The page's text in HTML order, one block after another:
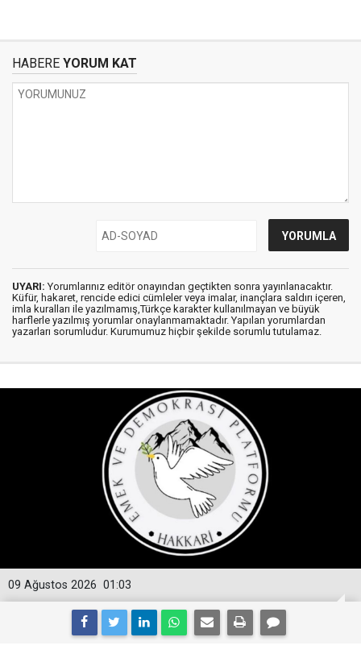
HABERE YORUM KAT
UYARI: Yorumlarınız editör onayından geçtikten sonra yayınlanacaktır.
Küfür, hakaret, rencide edici cümleler veya imalar, inançlara saldırı içeren,
imla kuralları ile yazılmamış,Türkçe karakter kullanılmayan ve büyük
harflerle yazılmış yorumlar onaylanmamaktadır. Yapılan yorumlardan
yazarları sorumludur. Kurumumuz hiçbir şekilde sorumlu tutulamaz.
01:03
09 Ağustos 2026